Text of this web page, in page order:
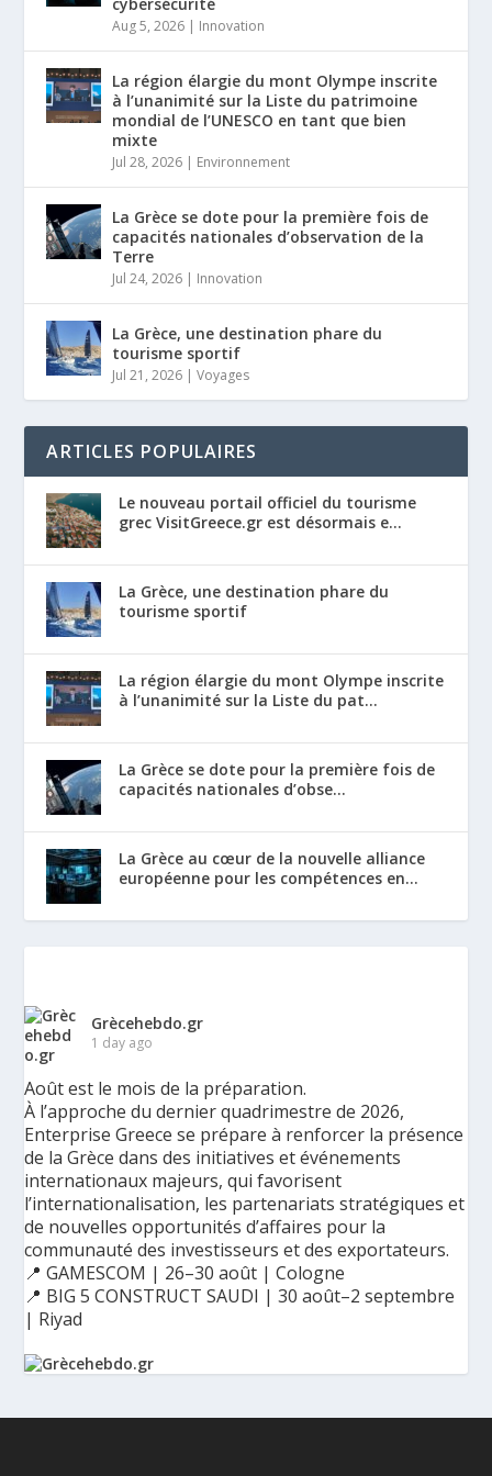
Aug 5, 2026 | Innovation
La région élargie du mont Olympe inscrite
à l’unanimité sur la Liste du patrimoine
mondial de l’UNESCO en tant que bien
mixte
Jul 28, 2026 | Environnement
La Grèce se dote pour la première fois de
capacités nationales d’observation de la
Terre
Jul 24, 2026 | Innovation
La Grèce, une destination phare du
tourisme sportif
Jul 21, 2026 |Voyages
ARTICLES POPULAIRES
Le nouveau portail officiel du tourisme
grec VisitGreece.gr est désormais e...
La Grèce, une destination phare du
tourisme sportif
La région élargie du mont Olympe inscrite
à l’unanimité sur la Liste du pat...
La Grèce se dote pour la première fois de
capacités nationales d’obse...
La Grèce au cœur de la nouvelle alliance
européenne pour les compétences en...
Grècehebdo.gr
1 day ago
Août est le mois de la préparation.
À l’approche du dernier quadrimestre de 2026,
Enterprise Greece se prépare à renforcer la présence
de la Grèce dans des initiatives et événements
internationaux majeurs, qui favorisent
l’internationalisation, les partenariats stratégiques et
de nouvelles opportunités d’affaires pour la
communauté des investisseurs et des exportateurs.
📍 GAMESCOM | 26–30 août | Cologne
📍 BIG 5 CONSTRUCT SAUDI | 30 août–2 septembre
| Riyad